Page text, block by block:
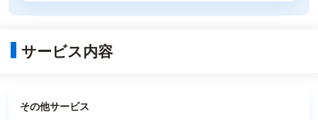
サービス内容
その他サービス